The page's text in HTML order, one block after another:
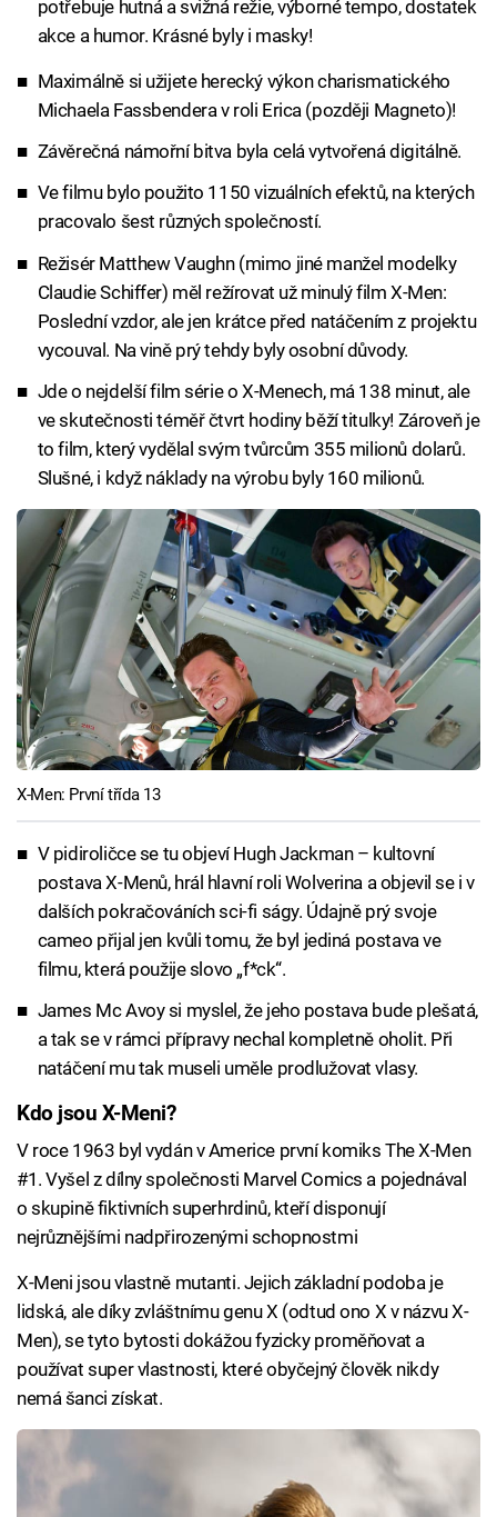
potřebuje hutná a svižná režie, výborné tempo, dostatek
akce a humor. Krásné byly i masky!
Maximálně si užijete herecký výkon charismatického
Michaela Fassbendera v roli Erica (později Magneto)!
Závěrečná námořní bitva byla celá vytvořená digitálně.
Ve filmu bylo použito 1150 vizuálních efektů, na kterých
pracovalo šest různých společností.
Režisér Matthew Vaughn (mimo jiné manžel modelky
Claudie Schiffer) měl režírovat už minulý film X-Men:
Poslední vzdor, ale jen krátce před natáčením z projektu
vycouval. Na vině prý tehdy byly osobní důvody.
Jde o nejdelší film série o X-Menech, má 138 minut, ale
ve skutečnosti téměř čtvrt hodiny běží titulky! Zároveň je
to film, který vydělal svým tvůrcům 355 milionů dolarů.
Slušné, i když náklady na výrobu byly 160 milionů.
X-Men: První třída 13
V pidiroličce se tu objeví Hugh Jackman – kultovní
postava X-Menů, hrál hlavní roli Wolverina a objevil se i v
dalších pokračováních sci-fi ságy. Údajně prý svoje
cameo přijal jen kvůli tomu, že byl jediná postava ve
filmu, která použije slovo „f*ck“.
James Mc Avoy si myslel, že jeho postava bude plešatá,
a tak se v rámci přípravy nechal kompletně oholit. Při
natáčení mu tak museli uměle prodlužovat vlasy.
Kdo jsou X-Meni?
V roce 1963 byl vydán v Americe první komiks The X-Men
#1. Vyšel z dílny společnosti Marvel Comics a pojednával
o skupině fiktivních superhrdinů, kteří disponují
nejrůznějšími nadpřirozenými schopnostmi
X-Meni jsou vlastně mutanti. Jejich základní podoba je
lidská, ale díky zvláštnímu genu X (odtud ono X v názvu X-
Men), se tyto bytosti dokážou fyzicky proměňovat a
používat super vlastnosti, které obyčejný člověk nikdy
nemá šanci získat.